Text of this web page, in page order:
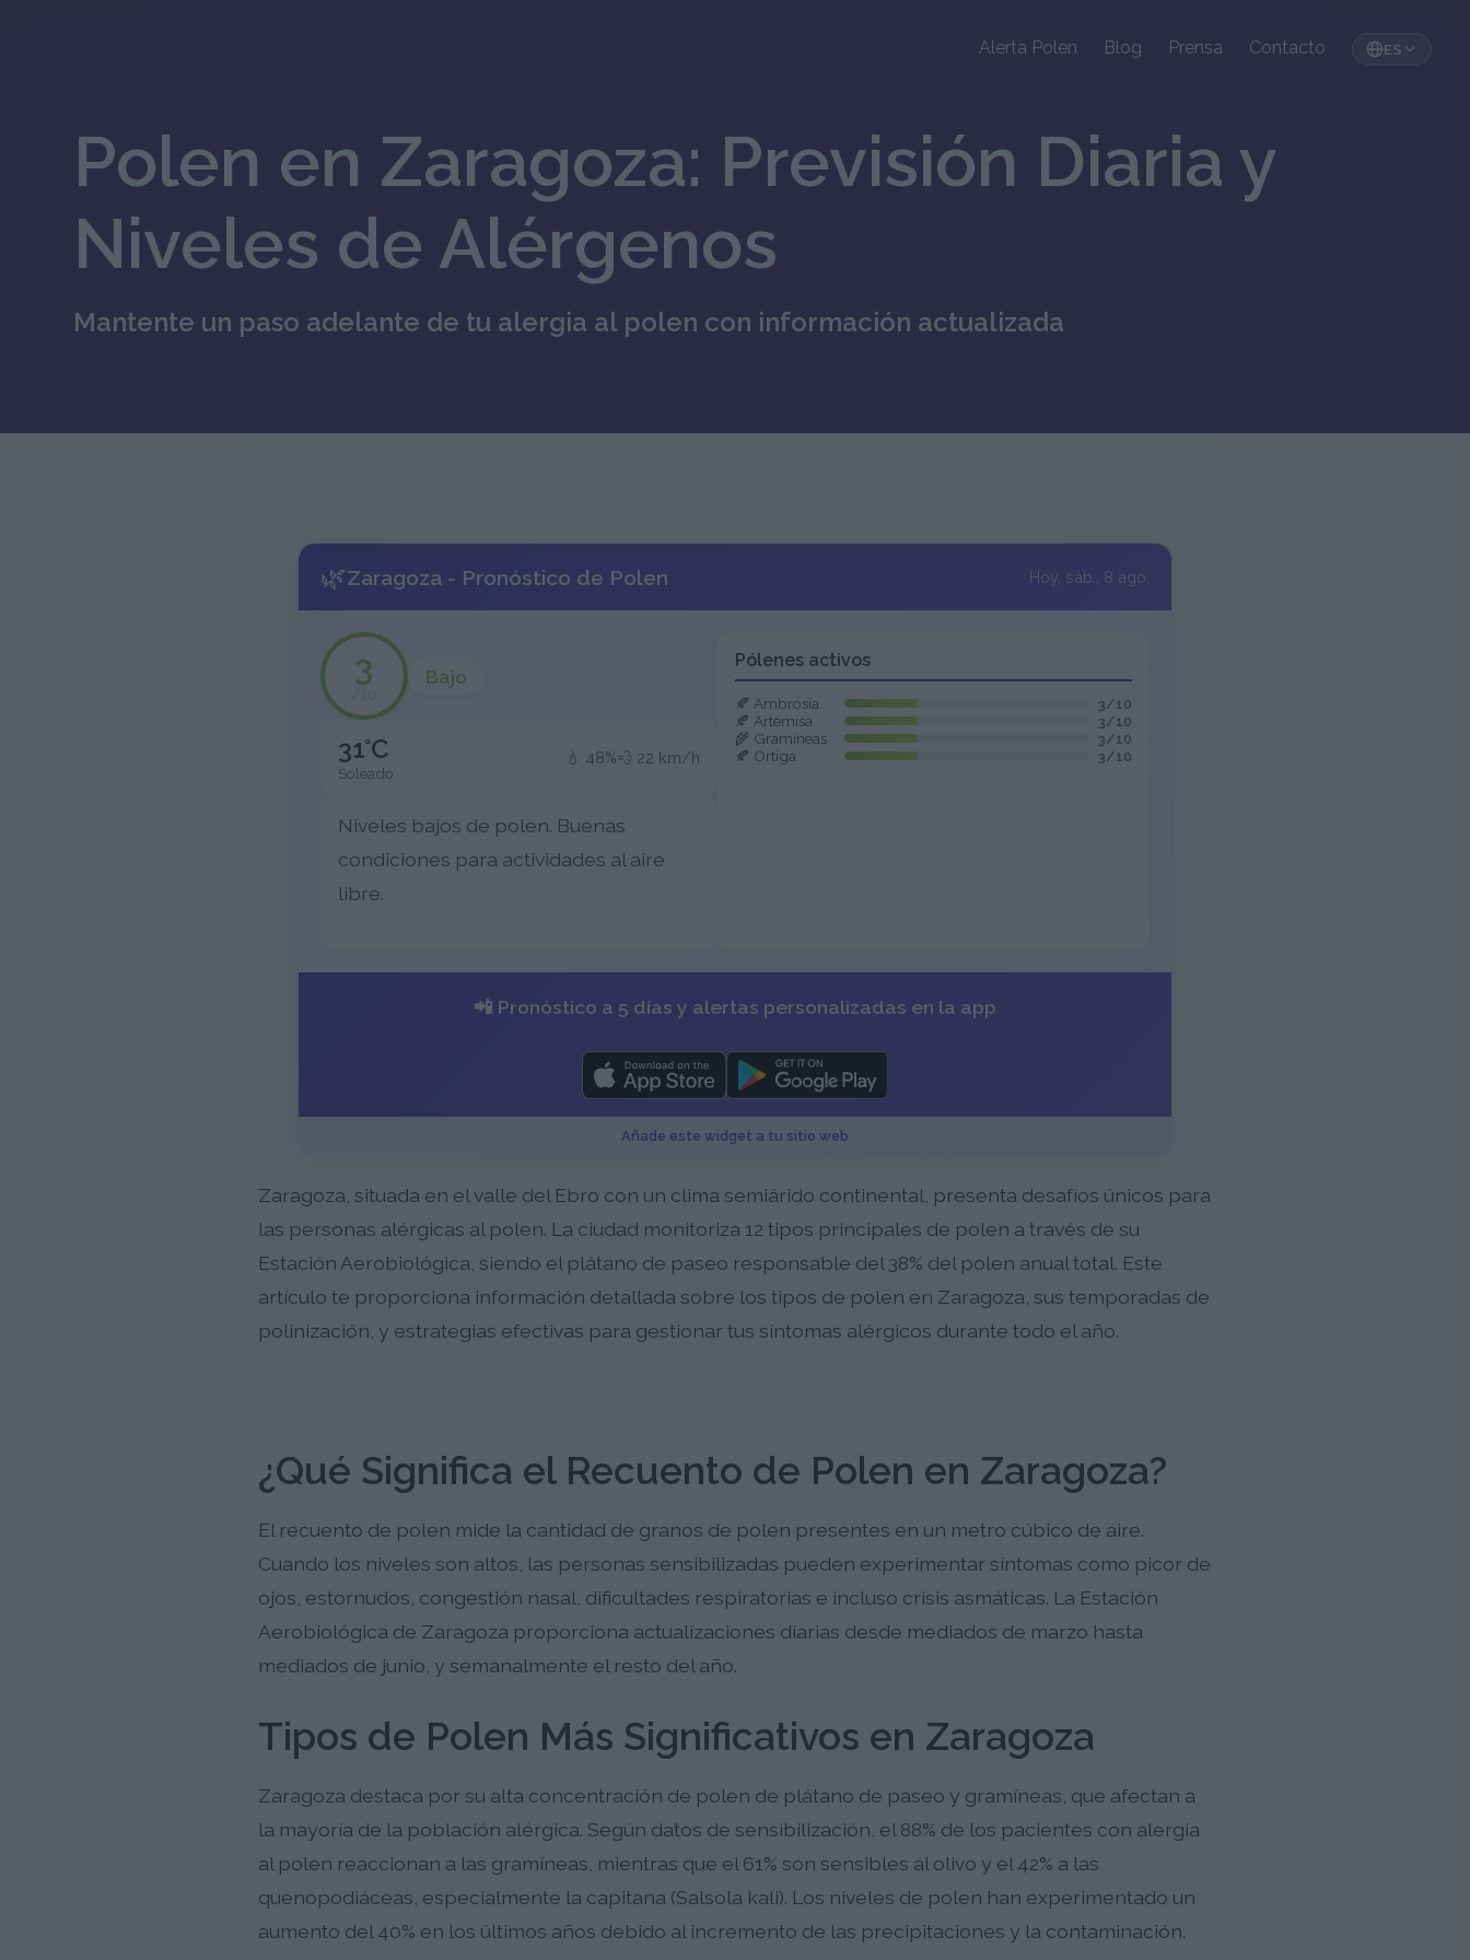
Alerta Polen Blog Prensa Contacto ES
Polen en Zaragoza: Previsión Diaria y
Niveles de Alérgenos
Mantente un paso adelante de tu alergia al polen con información actualizada
🌿Zaragoza - Pronóstico de Polen Hoy, sáb., 8 ago.
3
/10
Bajo
31°C
Soleado
💧 48%💨 22 km/h
Niveles bajos de polen. Buenas
condiciones para actividades al aire
libre.
Pólenes activos
🍂 Ambrosía 3/10
🍂 Artemisa 3/10
🌾 Gramíneas 3/10
🍂 Ortiga 3/10
📲 Pronóstico a 5 días y alertas personalizadas en la app
Añade este widget a tu sitio web
Zaragoza, situada en el valle del Ebro con un clima semiárido continental, presenta desafíos únicos para
las personas alérgicas al polen. La ciudad monitoriza 12 tipos principales de polen a través de su
Estación Aerobiológica, siendo el plátano de paseo responsable del 38% del polen anual total. Este
artículo te proporciona información detallada sobre los tipos de polen en Zaragoza, sus temporadas de
polinización, y estrategias efectivas para gestionar tus síntomas alérgicos durante todo el año.
¿Qué Significa el Recuento de Polen en Zaragoza?
El recuento de polen mide la cantidad de granos de polen presentes en un metro cúbico de aire.
Cuando los niveles son altos, las personas sensibilizadas pueden experimentar síntomas como picor de
ojos, estornudos, congestión nasal, dificultades respiratorias e incluso crisis asmáticas. La Estación
Aerobiológica de Zaragoza proporciona actualizaciones diarias desde mediados de marzo hasta
mediados de junio, y semanalmente el resto del año.
Tipos de Polen Más Significativos en Zaragoza
Zaragoza destaca por su alta concentración de polen de plátano de paseo y gramíneas, que afectan a
la mayoría de la población alérgica. Según datos de sensibilización, el 88% de los pacientes con alergia
al polen reaccionan a las gramíneas, mientras que el 61% son sensibles al olivo y el 42% a las
quenopodiáceas, especialmente la capitana (Salsola kali). Los niveles de polen han experimentado un
aumento del 40% en los últimos años debido al incremento de las precipitaciones y la contaminación.